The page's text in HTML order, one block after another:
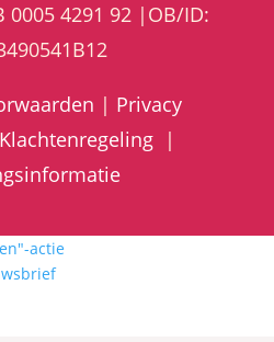
0005 4291 92 |OB/ID:
| Privacy
Klachtenregeling |
actie